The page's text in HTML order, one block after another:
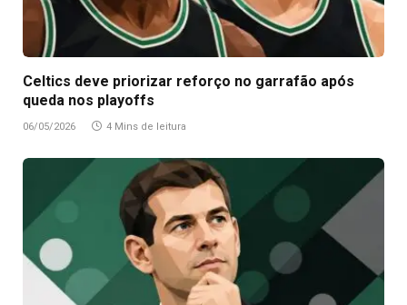
Celtics deve priorizar reforço no garrafão após
queda nos playoffs
06/05/2026 4 Mins de leitura